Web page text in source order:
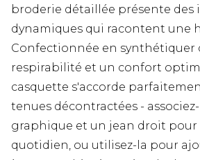
broderie détaillée présente des
dynamiques qui racontent une
Confectionnée en synthétiquer
respirabilité et un confort
casquette s'accorde
tenues décontractées -
graphique et un jean droit pour
quotidien, ou utilisez-la pour